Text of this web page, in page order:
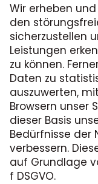
Wir erheben
den
sicherzustellen
Leistungen
zu können.
Daten zu
auszuwerten,
Browsern unser
dieser Basis
Bedürfnisse der
verbessern.
auf Grundlage
f DSGVO.